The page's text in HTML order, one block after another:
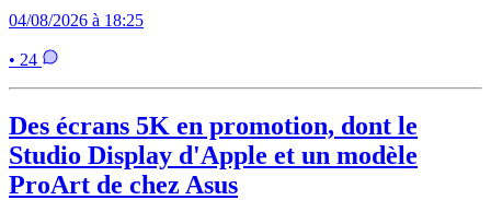
04/08/2026 à 18:25
• 24
Des écrans 5K en promotion, dont le
Studio Display d'Apple et un modèle
ProArt de chez Asus